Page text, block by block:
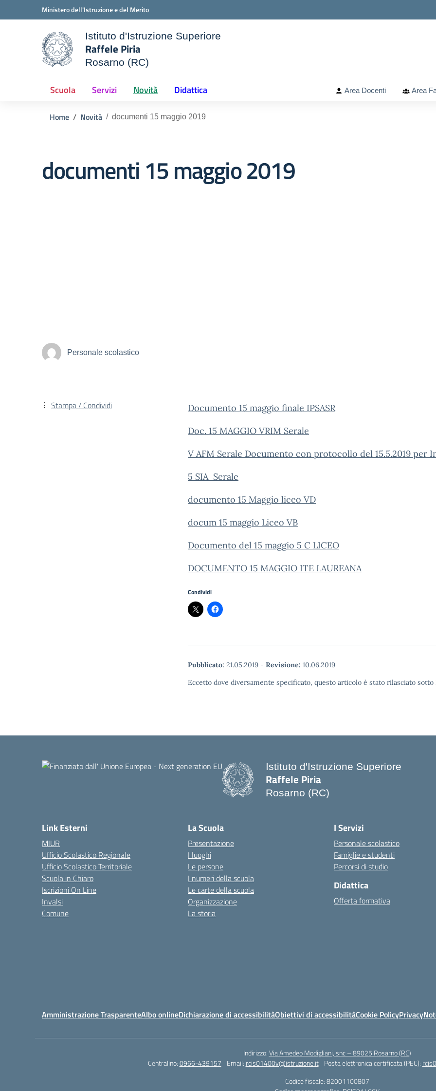
Vai ai contenuti
Vai al menu di navigazioneMinistero dell'Istruzione e del Merito
della scuola
Istituto d'Istruzione Superiore
Raffele Piria
Rosarno (RC)
Scuola Servizi Novità Didattica Area Docenti Area
Home Novità documenti 15 maggio 2019
documenti 15 maggio 2019
Personale scolastico
Documento 15 maggio finale IPSASR
Doc. 15 MAGGIO VRIM Serale
V AFM Serale Documento con protocollo del 15.5.2019 per
5 SIA Serale
documento 15 Maggio liceo VD
docum 15 maggio Liceo VB
Documento del 15 maggio 5 C LICEO
DOCUMENTO 15 MAGGIO ITE LAUREANA
Condividi
Pubblicato: 21.05.2019 - Revisione: 10.06.2019
Eccetto dove diversamente specificato, questo articolo è stato rilasciato
Stampa / Condividi
Istituto d'Istruzione Superiore
Raffele Piria
Rosarno (RC)
Link Esterni
MIUR
Ufficio Scolastico Regionale
Ufficio Scolastico Territoriale
Scuola in Chiaro
Iscrizioni On Line
Invalsi
Comune
La Scuola
Presentazione
I luoghi
Le persone
I numeri della scuola
Le carte della scuola
Organizzazione
La storia
I Servizi
Personale scolastico
Famiglie e studenti
Percorsi di studio
Didattica
Offerta formativa
Amministrazione TrasparenteAlbo onlineDichiarazione di accessibilitàObiettivi di accessibilitàCookie PolicyPrivacy
Indirizzo:Via Amedeo Modigliani, snc – 89025 Rosarno (RC)
Centralino:0966-439157 Email: rcis01400v@istruzione.it Posta elettronica certificata (PEC):
Codice fiscale: 82001100807